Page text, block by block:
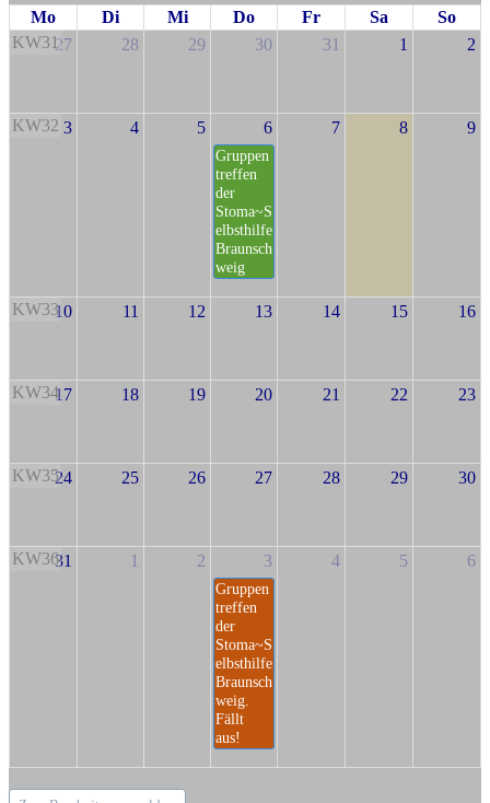
Mo Di Mi Do Fr Sa
So
KW3127 28 29 30 31 1 2
KW32 3 4 5 6
Gruppen
treffen
der
Stoma~S
elbsthilfe
Braunsch
weig
7 8 9
KW3310 11 12 13 14 15 16
KW3417 18 19 20 21 22 23
KW3524 25 26 27 28 29 30
KW3631 1 2 3
Gruppen
treffen
der
Stoma~S
elbsthilfe
Braunsch
weig.
Fällt
aus!
4 5 6